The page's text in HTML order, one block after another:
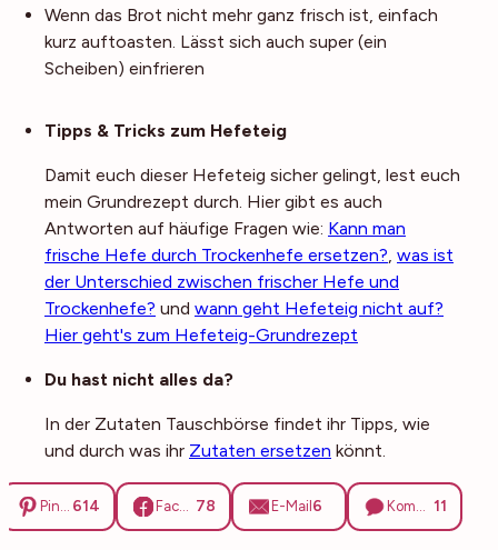
Wenn das Brot nicht mehr ganz frisch ist, einfach
kurz auftoasten. Lässt sich auch super (ein
Scheiben) einfrieren
Tipps & Tricks zum Hefeteig
Damit euch dieser Hefeteig sicher gelingt, lest euch
mein Grundrezept durch. Hier gibt es auch
Antworten auf häufige Fragen wie: Kann man
frische Hefe durch Trockenhefe ersetzen? was ist
der Unterschied zwischen frischer Hefe und
Trockenhefe? und wann geht Hefeteig nicht auf?
Hier geht's zum Hefeteig-Grundrezept
Du hast nicht alles da?
In der Zutaten Tauschbörse findet ihr Tipps, wie
und durch was ihr Zutaten ersetzen könnt.
614 78 E-Mail6 11